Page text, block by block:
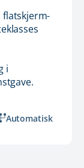
flatskjerm-
i
Automatisk